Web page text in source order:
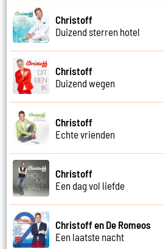
Christoff
Duizend sterren hotel
Christoff
Duizend wegen
Christoff
Echte vrienden
Christoff
Een dag vol liefde
Christoff en De Romeos
Een laatste nacht